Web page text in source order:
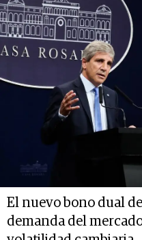
El nuevo bono dual
demanda del